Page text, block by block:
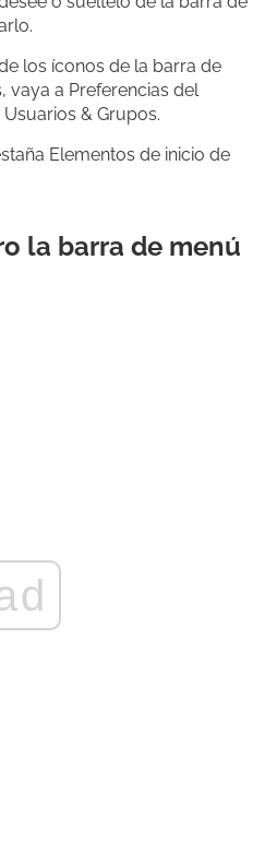
los íconos de la barra de
vaya a Preferencias del
& Grupos.
Elementos de inicio de
la barra de menú